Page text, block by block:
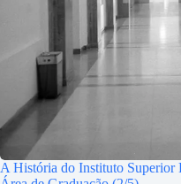
A História do Instituto Superior